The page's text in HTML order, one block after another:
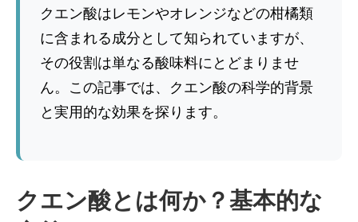
クエン酸はレモンやオレンジなどの柑橘類
に含まれる成分として知られていますが、
その役割は単なる酸味料にとどまりませ
ん。この記事では、クエン酸の科学的背景
と実用的な効果を探ります。
クエン酸とは何か？基本的な